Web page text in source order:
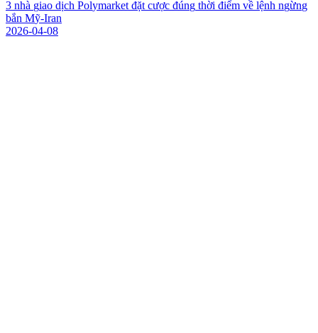
3 nhà giao dịch Polymarket đặt cược đúng thời điểm về lệnh ngừng
bắn Mỹ-Iran
2026-04-08